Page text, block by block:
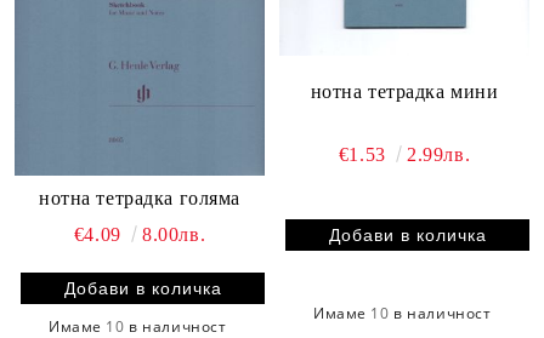
нотна тетрадка голяма
€4.09
8.00лв.
Имаме 10 в наличност
нотна тетрадка мини
€1.53 2.99лв.
Имаме 10 в наличност